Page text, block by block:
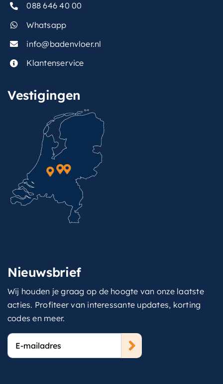
088 646 40 00
Whatsapp
info@badenvloer.nl
Klantenservice
Vestigingen
Nieuwsbrief
Wij houden je graag op de hoogte van onze laatste
acties. Profiteer van interessante updates, korting
codes en meer.
E-
mailadres